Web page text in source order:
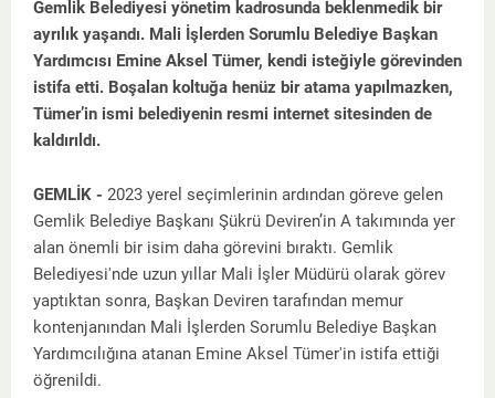
Gemlik Belediyesi yönetim kadrosunda beklenmedik bir
ayrılık yaşandı. Mali İşlerden Sorumlu Belediye Başkan
Yardımcısı Emine Aksel Tümer, kendi isteğiyle görevinden
istifa etti. Boşalan koltuğa henüz bir atama yapılmazken,
Tümer’in ismi belediyenin resmi internet sitesinden de
kaldırıldı.
GEMLİK - 2023 yerel seçimlerinin ardından göreve gelen
Gemlik Belediye Başkanı Şükrü Deviren’in A takımında yer
alan önemli bir isim daha görevini bıraktı. Gemlik
Belediyesi'nde uzun yıllar Mali İşler Müdürü olarak görev
yaptıktan sonra, Başkan Deviren tarafından memur
kontenjanından Mali İşlerden Sorumlu Belediye Başkan
Yardımcılığına atanan Emine Aksel Tümer'in istifa ettiği
öğrenildi.